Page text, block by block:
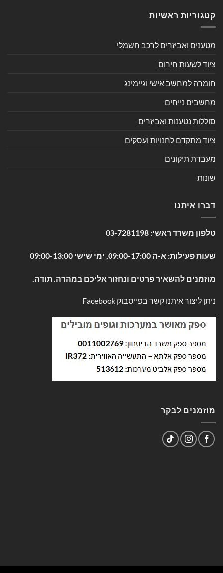
קטגוריות ראשיות
מטענים ואביזרים לרכב חשמלי
ציוד לשעות חירום
חומרה למחשב אישי וגיימינג
מחשבים נייחים
סוללות נטענות ואביזרים
ציוד מתקדם לחנויות ועסקים
מעבדת תיקונים
שונות
דברו איתנו
טלפון משרד ראשי: 03-7281198
שעות פעילות: א-ה 09:00-17:00, ימי שישי 09:00-13:00
מוזמנים להשאיר פרטים ונחזור אליכם במהרה. תודה.
ניתן ליצור איתנו קשר בפייסבוק Facebook
מוזמנים לבקר